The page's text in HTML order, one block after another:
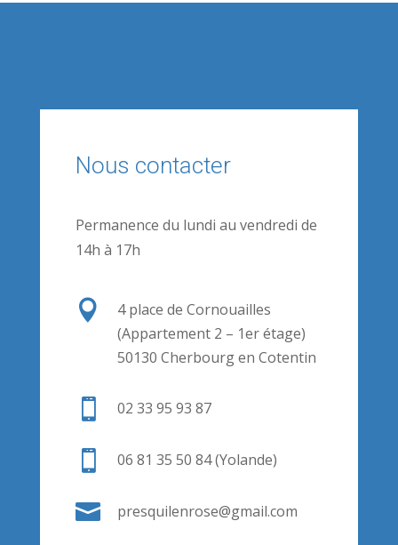
Nous contacter
Permanence du lundi au vendredi de
14h à 17h

4 place de Cornouailles
(Appartement 2 – 1er étage)
50130 Cherbourg en Cotentin
 02 33 95 93 87
 06 81 35 50 84 (Yolande)
 presquilenrose@gmail.com